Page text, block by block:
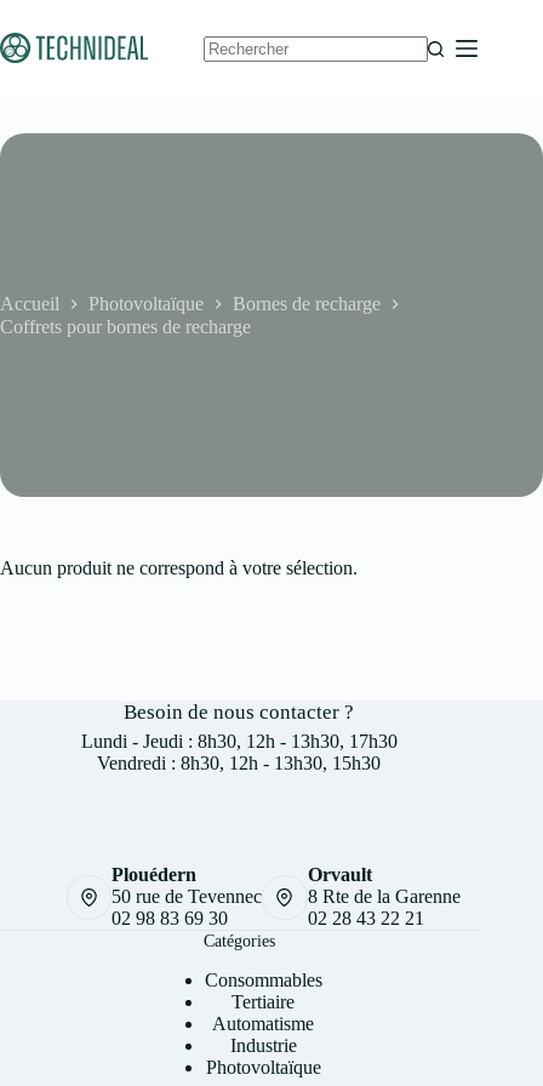
au
contenu
Accueil Photovoltaïque
Bornes de recharge
Coffrets pour bornes de recharge
Aucun produit ne correspond à votre sélection.
Besoin de nous contacter ?
Lundi - Jeudi : 8h30, 12h - 13h30, 17h30
Vendredi : 8h30, 12h - 13h30, 15h30
Plouédern
50 rue de Tevennec
02 98 83 69 30
Orvault
8 Rte de la Garenne
02 28 43 22 21
Catégories
Consommables
Tertiaire
Automatisme
Industrie
Photovoltaïque